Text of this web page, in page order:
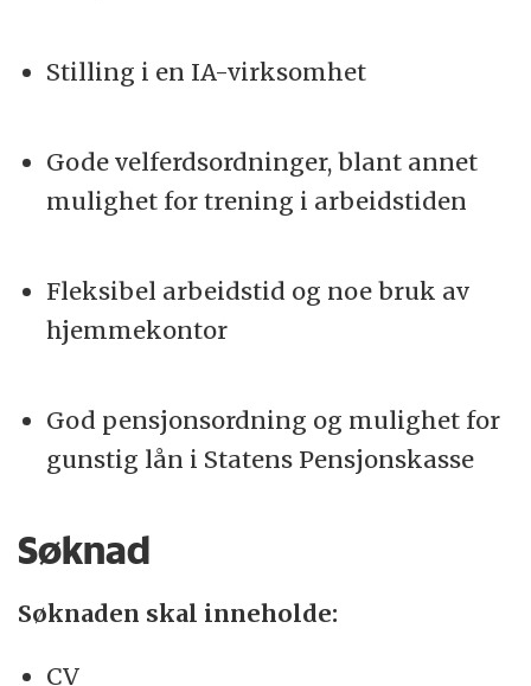
Stilling i en IA-virksomhet
Gode velferdsordninger, blant annet
mulighet for trening i arbeidstiden
Fleksibel arbeidstid og noe bruk av
hjemmekontor
God pensjonsordning og mulighet for
gunstig lån i Statens Pensjonskasse
Søknad
Søknaden skal inneholde:
CV